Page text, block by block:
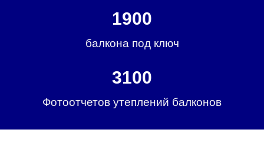
1900
балкона под ключ
3100
Фотоотчетов утеплений балконов